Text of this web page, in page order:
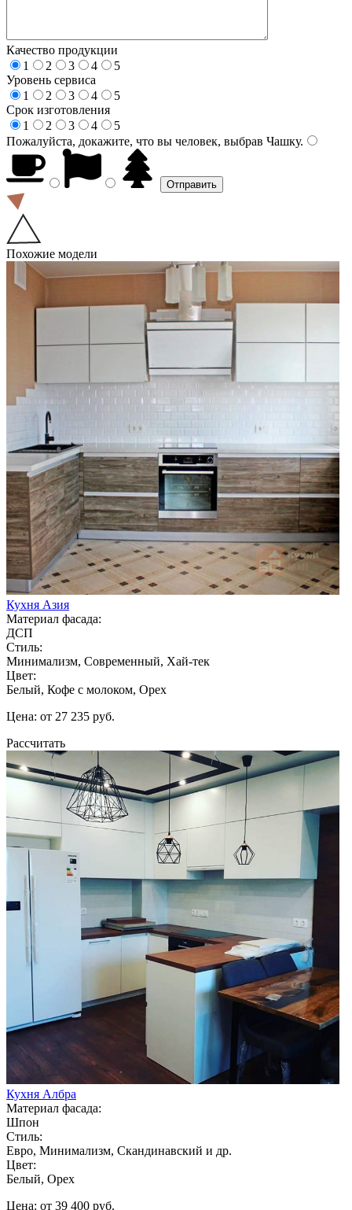
Качество продукции
1
2 3 4
5
Уровень сервиса
1
2 3 4
5
Срок изготовления
1
2 3 4
5
Пожалуйста, докажите, что вы человек, выбрав Чашку.
Похожие модели
Кухня Азия
Материал фасада:
ДСП
Стиль:
Минимализм, Современный, Хай-тек
Цвет:
Белый, Кофе с молоком, Орех
Цена: от 27 235 руб.
Рассчитать
Кухня Албра
Материал фасада:
Шпон
Стиль:
Евро, Минимализм, Скандинавский и др.
Цвет:
Белый, Орех
Цена: от 39 400 руб.